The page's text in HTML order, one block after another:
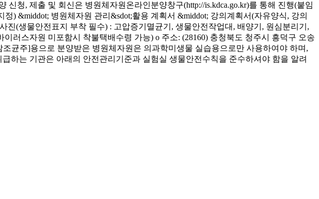
신청, 제출 및 회신은 병원체자원온라인분양창구(http://is.kdca.go.kr)를 통해 진행(붙임
) &middot; 병원체자원 관리&sdot;활용 계획서 &middot; 강의계획서(자유양식, 강의
(생물안전표지 부착 필수) : 고압증기멸균기, 생물안전작업대, 배양기, 원심분리기,
러스자원 미포함시 착불택배수령 가능) o 주소: (28160) 충청북도 청주시 흥덕구 오송
균주]용으로 분양받은 병원체자원은 의과학미생물 실습용으로만 사용하여야 하며,
하는 기관은 아래의 안전관리기준과 실험실 생물안전수칙을 준수하셔야 함을 알려